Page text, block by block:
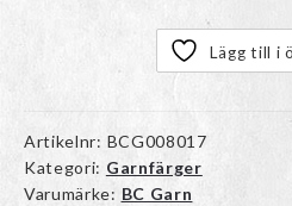
Lägg till i
Artikelnr: BCG008017
Kategori: Garnfärger
Varumärke: BC Garn